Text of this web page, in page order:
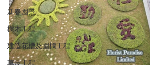
新春園景
樹木工程
建造花槽及圍欄工程
草皮工程